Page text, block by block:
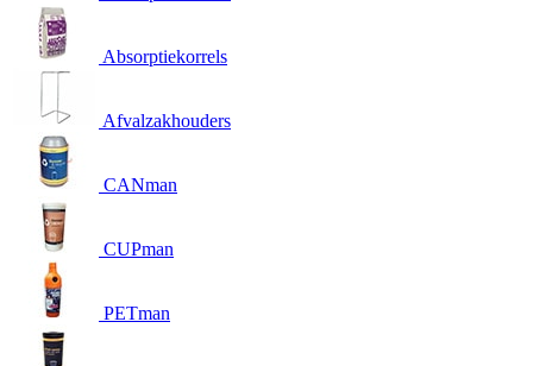
Absorptiekorrels
Afvalzakhouders
CANman
CUPman
PETman